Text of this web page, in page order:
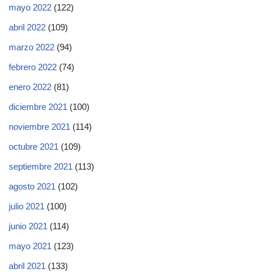
mayo 2022 (122)
abril 2022 (109)
marzo 2022 (94)
febrero 2022 (74)
enero 2022 (81)
diciembre 2021 (100)
noviembre 2021 (114)
octubre 2021 (109)
septiembre 2021 (113)
agosto 2021 (102)
julio 2021 (100)
junio 2021 (114)
mayo 2021 (123)
abril 2021 (133)